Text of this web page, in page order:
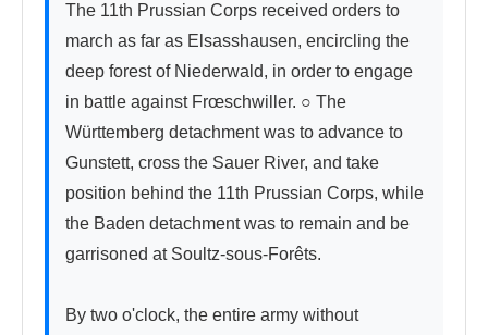
The 11th Prussian Corps received orders to
march as far as Elsasshausen, encircling the
deep forest of Niederwald, in order to engage
in battle against Frœschwiller. ○ The
Württemberg detachment was to advance to
Gunstett, cross the Sauer River, and take
position behind the 11th Prussian Corps, while
the Baden detachment was to remain and be
garrisoned at Soultz-sous-Forêts.
By two o'clock, the entire army without